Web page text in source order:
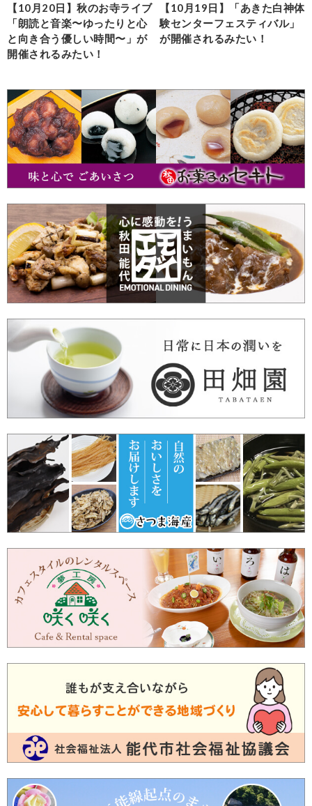
【10月20日】秋のお寺ライブ
「朗読と音楽〜ゆったりと心
と向き合う優しい時間〜」が
開催されるみたい！
【10月19日】「あきた白神体
験センターフェスティバル」
が開催されるみたい！